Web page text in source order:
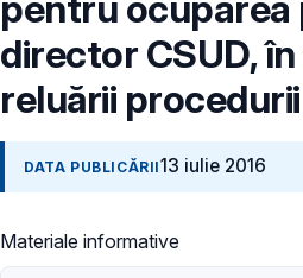
director CSUD,
reluării procedurii
DATA PUBLICĂRII13 iulie 2016
Materiale informative